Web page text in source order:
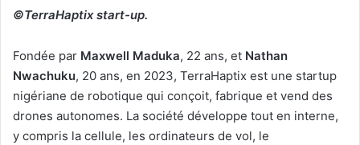
©TerraHaptix start-up.
Fondée par Maxwell Maduka, 22 ans, et Nathan
Nwachuku, 20 ans, en 2023, TerraHaptix est une startup
nigériane de robotique qui conçoit, fabrique et vend des
drones autonomes. La société développe tout en interne,
y compris la cellule, les ordinateurs de vol, le